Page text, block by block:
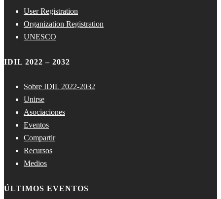
User Registration
Organization Registration
UNESCO
IDIL 2022 – 2032
Sobre IDIL 2022-2032
Unirse
Asociaciones
Eventos
Compartir
Recursos
Medios
ÚLTIMOS EVENTOS